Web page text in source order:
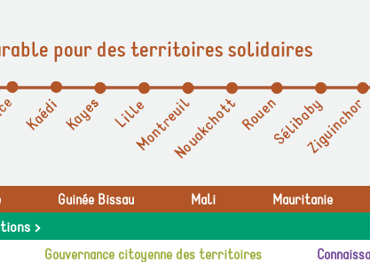
pour des territoires solidaires
Guinée Bissau Mali Mauritanie
>
Gouvernance citoyenne des territoires